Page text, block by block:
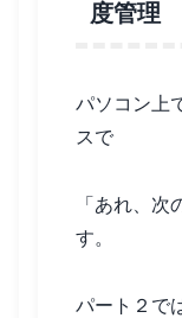
度管理
パソコン上
スで
「あれ、
す。
パート２で